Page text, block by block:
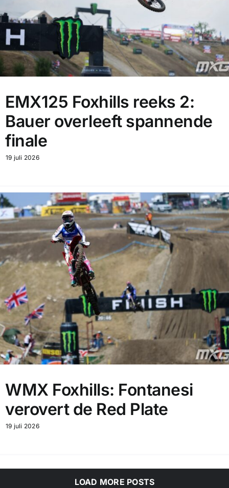
EMX125 Foxhills reeks 2:
Bauer overleeft spannende
finale
19 juli 2026
WMX Foxhills: Fontanesi
verovert de Red Plate
19 juli 2026
LOAD MORE POSTS